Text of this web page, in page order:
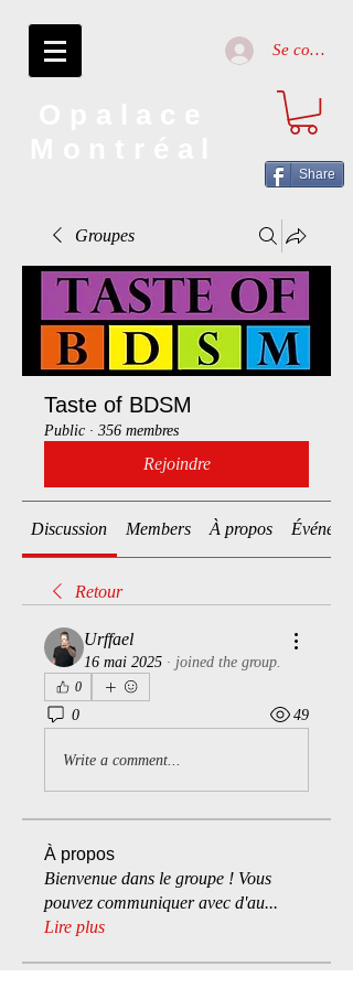
Se connecter
Share
Groupes
Taste of BDSM
Public · 356 membres
Rejoindre
Discussion Members À propos
Retour
Urffael
16 mai 2025 · joined the group.
0
0 49
Write a comment...
À propos
Bienvenue dans le groupe ! Vous
pouvez communiquer avec d'au...
Lire plus